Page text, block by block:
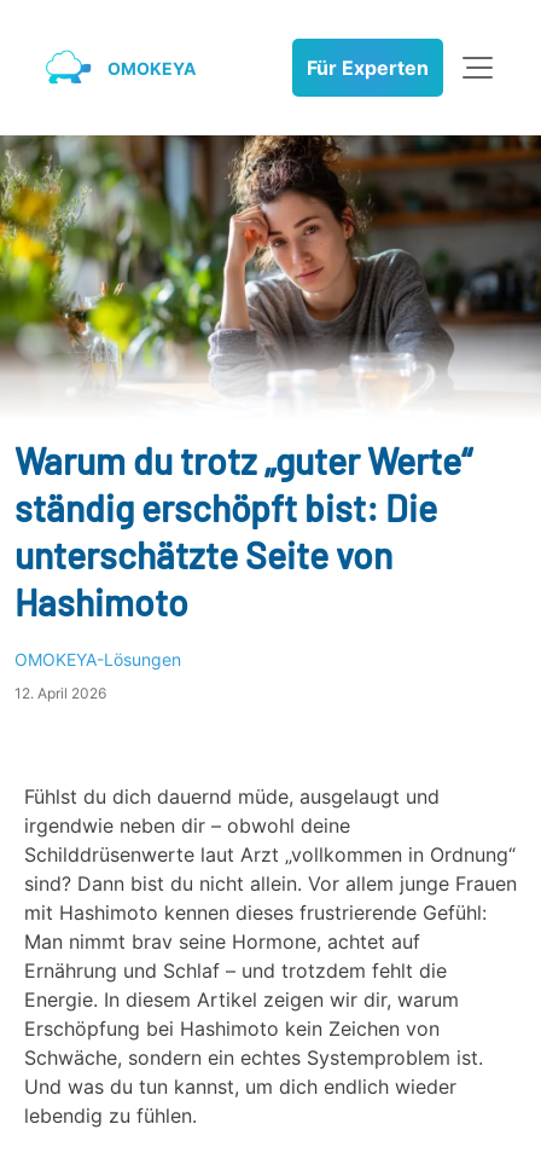
OMOKEYA Für Experten
Warum du trotz „guter Werte“
ständig erschöpft bist: Die
unterschätzte Seite von
Hashimoto
OMOKEYA-Lösungen
12. April 2026
Fühlst du dich dauernd müde, ausgelaugt und
irgendwie neben dir – obwohl deine
Schilddrüsenwerte laut Arzt „vollkommen in Ordnung“
sind? Dann bist du nicht allein. Vor allem junge Frauen
mit Hashimoto kennen dieses frustrierende Gefühl:
Man nimmt brav seine Hormone, achtet auf
Ernährung und Schlaf – und trotzdem fehlt die
Energie. In diesem Artikel zeigen wir dir, warum
Erschöpfung bei Hashimoto kein Zeichen von
Schwäche, sondern ein echtes Systemproblem ist.
Und was du tun kannst, um dich endlich wieder
lebendig zu fühlen.